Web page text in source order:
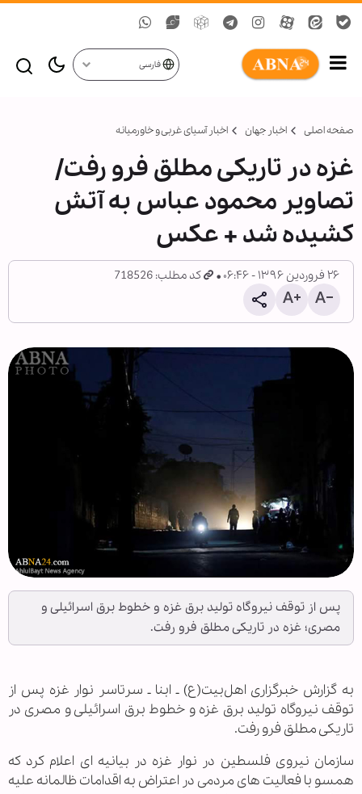
فارسی
صفحه اصلی اخبار جهان اخبار آسیای غربی و خاورمیانه
غزه در تاریکی مطلق فرو رفت/
تصاویر محمود عباس به آتش
کشیده شد + عکس
۲۶ فروردین ۱۳۹۶ - ۰۶:۴۶ کد مطلب: 718526
پس از توقف نیروگاه تولید برق غزه و خطوط برق اسرائیلی و
مصری؛ غزه در تاریکی مطلق فرو رفت.
به گزارش خبرگزاری اهل‌بیت(ع) ـ ابنا ـ سرتاسر نوار غزه پس از
توقف نیروگاه تولید برق غزه و خطوط برق اسرائیلی و مصری در
تاریکی مطلق فرو رفت.
سازمان نیروی فلسطین در نوار غزه در بیانیه ای اعلام کرد که
همسو با فعالیت های مردمی در اعتراض به اقدامات ظالمانه علیه